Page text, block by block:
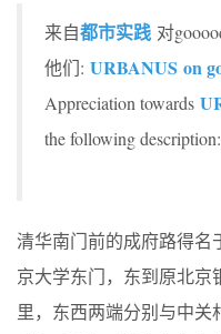
来自都市实践 对
他们: URBANUS on
Appreciation towards
the following description:
清华南门前的成府路得
京大学东门，东到原北京
里，东西两端分别与中关